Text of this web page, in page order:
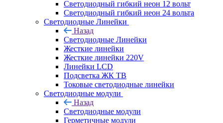
Светодиодный гибкий неон 12 вольт
Светодиодный гибкий неон 24 вольта
Светодиодные Линейки
Назад
Светодиодные Линейки
Жесткие линейки
Жесткие линейки 220V
Линейки LCD
Подсветка ЖК ТВ
Токовые светодиодные линейки
Светодиодные модули
Назад
Светодиодные модули
Герметичные модули